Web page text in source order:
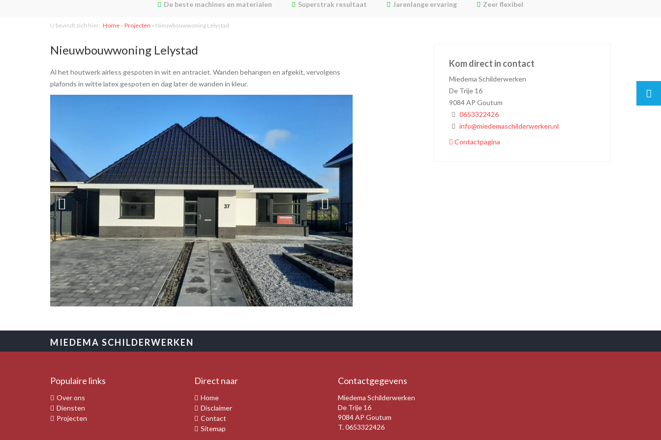
De beste machines en materialen Superstrak resultaat Jarenlange ervaring Zeer flexibel
U bevindt zich hier: Home » Projecten » Nieuwbouwwoning Lelystad
Nieuwbouwwoning Lelystad
Al het houtwerk airless gespoten in wit en antraciet. Wanden behangen en afgekit, vervolgens
plafonds in witte latex gespoten en dag later de wanden in kleur.
Kom direct in contact
Miedema Schilderwerken
De Trije 16
9084 AP Goutum
0653322426
info@miedemaschilderwerken.nl
Contactpagina
MIEDEMA SCHILDERWERKEN
Populaire links
Over ons
Diensten
Projecten
Direct naar
Home
Disclaimer
Contact
Sitemap
Contactgegevens
Miedema Schilderwerken
De Trije 16
9084 AP Goutum
T.0653322426